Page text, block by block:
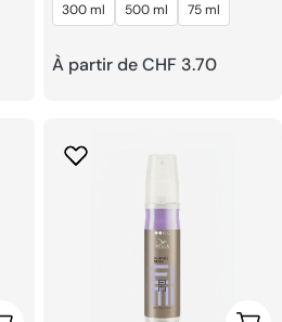
Rapide
300 ml 500 ml 75 ml
Prix
À partir de CHF 3.70